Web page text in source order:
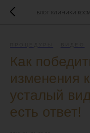
БЛОГ КЛИНИКИ
Как
изменения
усталый
есть ответ!